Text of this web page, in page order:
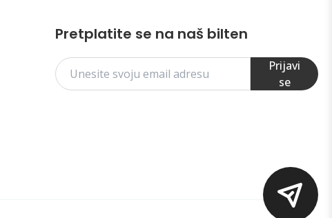
Pretplatite se na naš bilten
Prijavi
se